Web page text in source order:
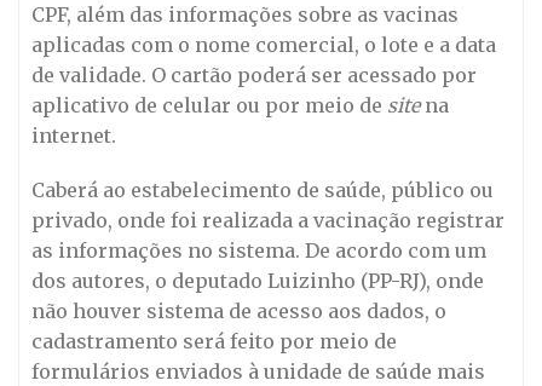
CPF, além das informações sobre as vacinas
aplicadas com o nome comercial, o lote e a data
de validade. O cartão poderá ser acessado por
aplicativo de celular ou por meio de sitena
internet.
Caberá ao estabelecimento de saúde, público ou
privado, onde foi realizada a vacinação registrar
as informações no sistema. De acordo com um
dos autores, o deputado Luizinho (PP-RJ), onde
não houver sistema de acesso aos dados, o
cadastramento será feito por meio de
formulários enviados à unidade de saúde mais